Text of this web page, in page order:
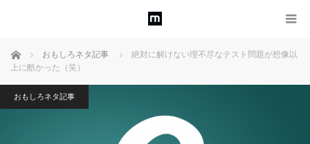
ホーム おもしろネタ記事
絶対に解けない理不尽なテスト問題が想像以
上に酷かった（笑）
おもしろネタ記事